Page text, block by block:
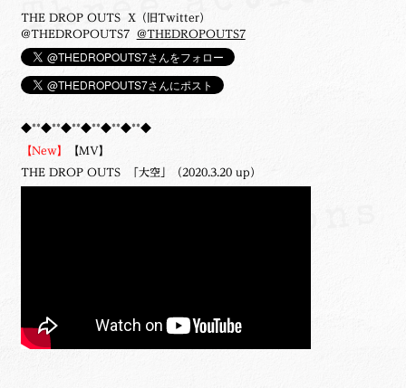
THE DROP OUTS X（旧Twitter）
@THEDROPOUTS7 @THEDROPOUTS7
◆**◆**◆**◆**◆**◆**◆
【New】 【MV】
THE DROP OUTS 「大空」（2020.3.20 up）